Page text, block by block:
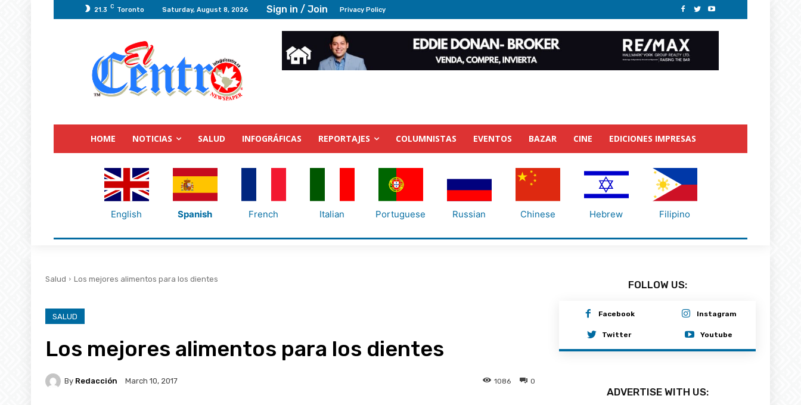
21.3 C Toronto Saturday, August 8, 2026 Sign in / Join Privacy Policy
HOME NOTICIAS SALUD INFOGRÁFICAS REPORTAJES COLUMNISTAS EVENTOS BAZAR CINE EDICIONES IMPRESAS
English Spanish French Italian Portuguese Russian Chinese Hebrew Filipino
Salud Los mejores alimentos para los dientes
SALUD
Los mejores alimentos para los dientes
By Redacción March 10, 2017 0
1086
FOLLOW US:
Facebook Instagram
Twitter Youtube
ADVERTISE WITH US: